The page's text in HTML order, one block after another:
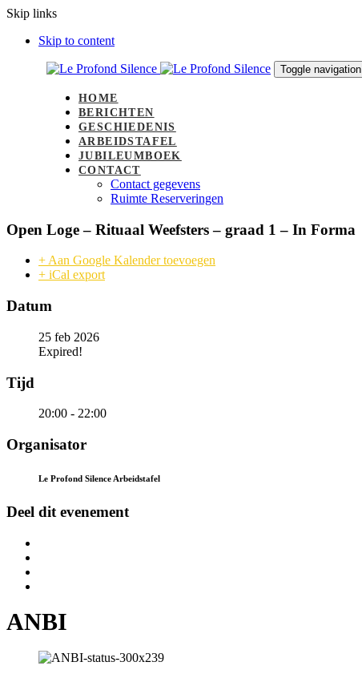
Skip links
Skip to content
Toggle navigation
HOME
BERICHTEN
GESCHIEDENIS
ARBEIDSTAFEL
JUBILEUMBOEK
CONTACT
Contact gegevens
Ruimte Reserveringen
Open Loge – Rituaal Weefsters – graad 1 – In Forma
+ Aan Google Kalender toevoegen
+ iCal export
Datum
25 feb 2026
Expired!
Tijd
20:00 - 22:00
Organisator
Le Profond Silence Arbeidstafel
Deel dit evenement
ANBI